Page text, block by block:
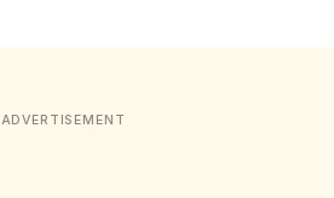
ADVERTISEMENT